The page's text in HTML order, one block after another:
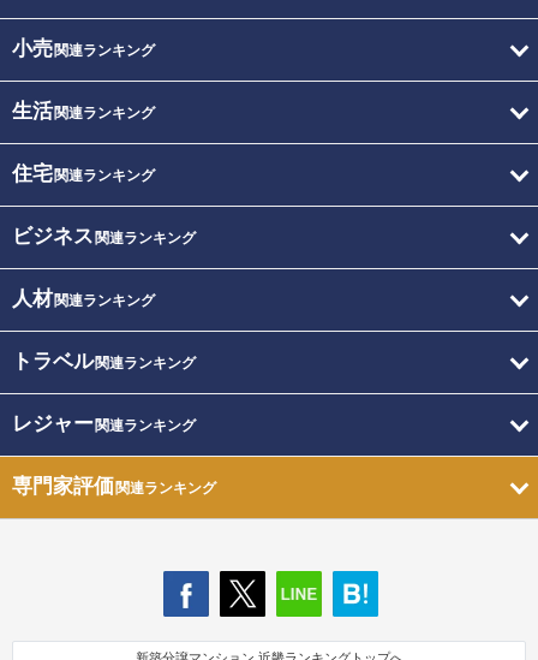
小売関連ランキング
生活関連ランキング
住宅関連ランキング
ビジネス 関連ランキング
人材関連ランキング
トラベル関連ランキング
レジャー関連ランキング
専門家評価関連ランキング